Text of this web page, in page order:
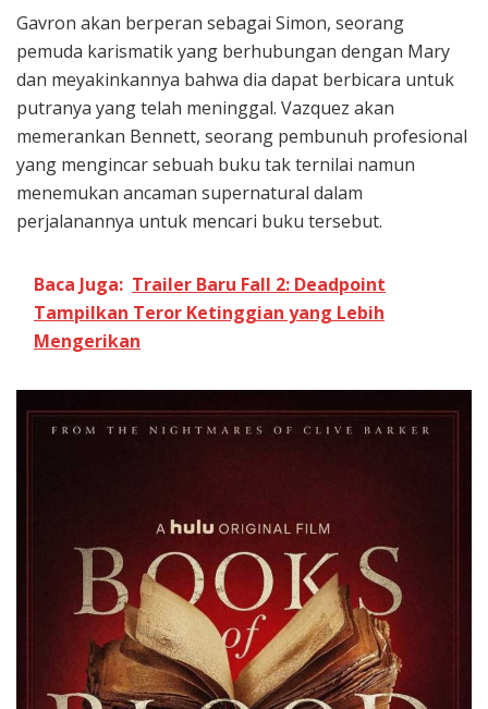
Gavron akan berperan sebagai Simon, seorang
pemuda karismatik yang berhubungan dengan Mary
dan meyakinkannya bahwa dia dapat berbicara untuk
putranya yang telah meninggal. Vazquez akan
memerankan Bennett, seorang pembunuh profesional
yang mengincar sebuah buku tak ternilai namun
menemukan ancaman supernatural dalam
perjalanannya untuk mencari buku tersebut.
Baca Juga: Trailer Baru Fall 2: Deadpoint
Tampilkan Teror Ketinggian yang Lebih
Mengerikan